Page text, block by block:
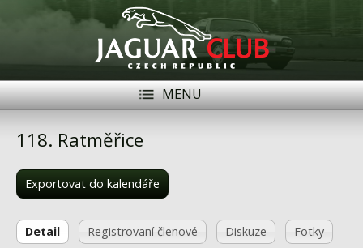
MENU
Modely Jaguar
Členové
118. Ratměřice
Exportovat do kalendáře
Detail Registrovaní členové Diskuze Fotky